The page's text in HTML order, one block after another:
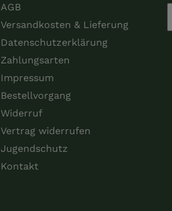
AGB
Versandkosten & Lieferung
Datenschutzerklärung
Zahlungsarten
Impressum
Bestellvorgang
Widerruf
Vertrag widerrufen
Jugendschutz
Kontakt